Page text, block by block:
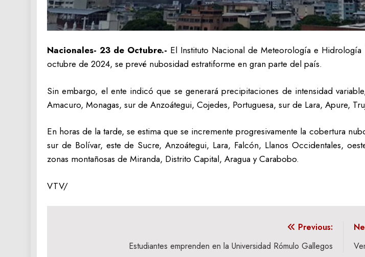
Nacionales- 23 de Octubre.- El Instituto Nacional de Meteorología e
octubre de 2024, se prevé nubosidad estratiforme en gran parte del país.
Sin embargo, el ente indicó que se generará precipitaciones de intensidad
Amacuro, Monagas, sur de Anzoátegui, Cojedes, Portuguesa, sur de Lara, Apure,
En horas de la tarde, se estima que se incremente progresivamente la cobertura
sur de Bolívar, este de Sucre, Anzoátegui, Lara, Falcón, Llanos Occidentales,
zonas montañosas de Miranda, Distrito Capital, Aragua y Carabobo.
VTV/
Previous:
Estudiantes emprenden en la Universidad Rómulo Gallegos